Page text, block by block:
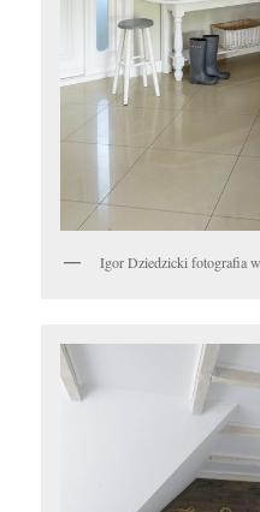
Igor Dziedzicki fotografia